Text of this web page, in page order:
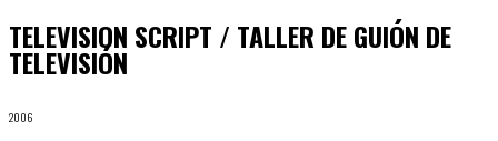
TELEVISION SCRIPT / TALLER DE GUIÓN DE
TELEVISIÓN
2006